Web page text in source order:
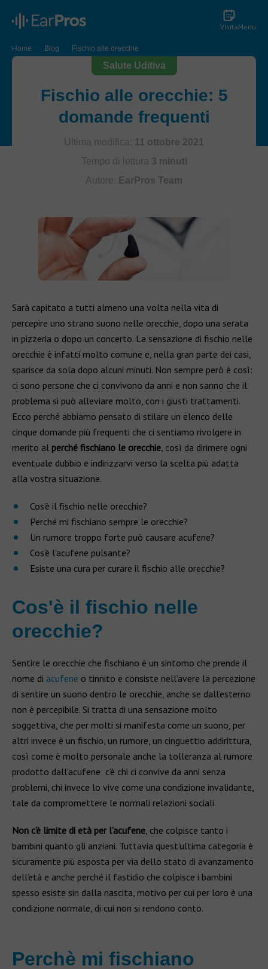
VisitaMenu
Home Blog Fischio alle orecchie
Salute Uditiva
Fischio alle orecchie: 5
domande frequenti
Ultima modifica: 11 ottobre 2021
Tempo di lettura 3 minuti
Autore: EarPros Team
Sarà capitato a tutti almeno una volta nella vita di
percepire uno strano suono nelle orecchie, dopo una serata
in pizzeria o dopo un concerto. La sensazione di fischio nelle
orecchie è infatti molto comune e, nella gran parte dei casi,
sparisce da sola dopo alcuni minuti. Non sempre però è così:
ci sono persone che ci convivono da anni e non sanno che il
problema si può alleviare molto, con i giusti trattamenti.
Ecco perché abbiamo pensato di stilare un elenco delle
cinque domande più frequenti che ci sentiamo rivolgere in
merito al perché fischiano le orecchie, così da dirimere ogni
eventuale dubbio e indirizzarvi verso la scelta più adatta
alla vostra situazione.
Cos’è il fischio nelle orecchie?
Perché mi fischiano sempre le orecchie?
Un rumore troppo forte può causare acufene?
Cos’è l’acufene pulsante?
Esiste una cura per curare il fischio alle orecchie?
Cos'è il fischio nelle
orecchie?
Sentire le orecchie che fischiano è un sintomo che prende il
nome di acufene o tinnito e consiste nell’avere la percezione
di sentire un suono dentro le orecchie, anche se dall’esterno
non è percepibile. Si tratta di una sensazione molto
soggettiva, che per molti si manifesta come un suono, per
altri invece è un fischio, un rumore, un cinguettio addirittura,
così come è molto personale anche la tolleranza al rumore
prodotto dall’acufene: c’è chi ci convive da anni senza
problemi, chi invece lo vive come una condizione invalidante,
tale da compromettere le normali relazioni sociali.
Non c’è limite di età per l’acufene, che colpisce tanto i
bambini quanto gli anziani. Tuttavia quest’ultima categoria è
sicuramente più esposta per via dello stato di avanzamento
dell’età e anche perché il fastidio che colpisce i bambini
spesso esiste sin dalla nascita, motivo per cui per loro è una
condizione normale, di cui non si rendono conto.
Perchè mi fischiano